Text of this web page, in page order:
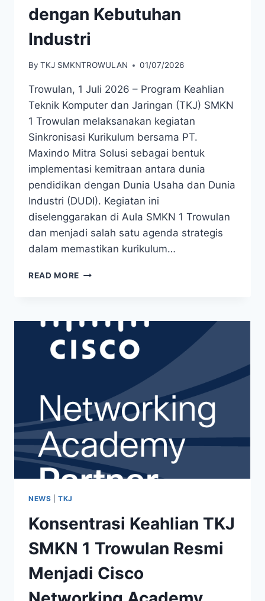
dengan Kebutuhan
Industri
By TKJ SMKNTROWULAN 01/07/2026
Trowulan, 1 Juli 2026 – Program Keahlian
Teknik Komputer dan Jaringan (TKJ) SMKN
1 Trowulan melaksanakan kegiatan
Sinkronisasi Kurikulum bersama PT.
Maxindo Mitra Solusi sebagai bentuk
implementasi kemitraan antara dunia
pendidikan dengan Dunia Usaha dan Dunia
Industri (DUDI). Kegiatan ini
diselenggarakan di Aula SMKN 1 Trowulan
dan menjadi salah satu agenda strategis
dalam memastikan kurikulum…
READ MORE SINKRONISASI
1
TROWULAN
BERSAMA
PT.
SOLUSI
PERKUAT
KESESUAIAN
KOMPETENSI
DENGAN
KEBUTUHAN
INDUSTRI
NEWS |TKJ
Konsentrasi Keahlian TKJ
SMKN 1 Trowulan Resmi
Menjadi Cisco